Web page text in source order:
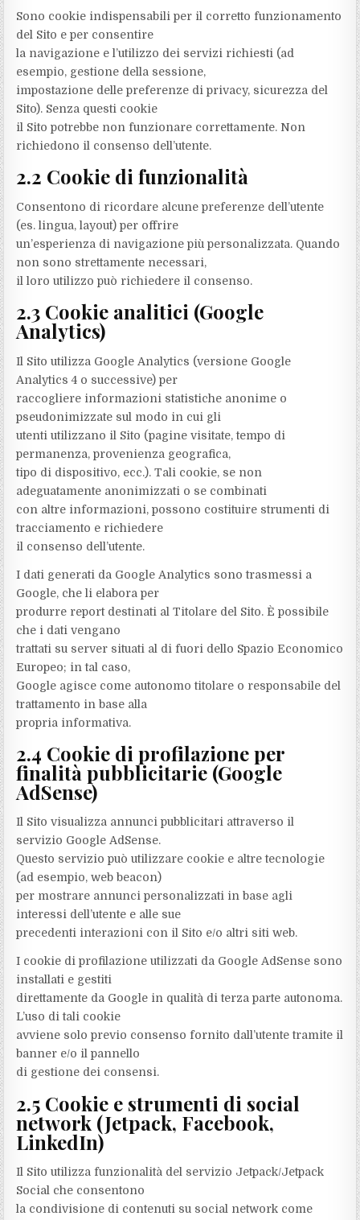
Sono cookie indispensabili per il corretto funzionamento
del Sito e per consentire
la navigazione e l’utilizzo dei servizi richiesti (ad
esempio, gestione della sessione,
impostazione delle preferenze di privacy, sicurezza del
Sito). Senza questi cookie
il Sito potrebbe non funzionare correttamente. Non
richiedono il consenso dell’utente.
2.2 Cookie di funzionalità
Consentono di ricordare alcune preferenze dell’utente
(es. lingua, layout) per offrire
un’esperienza di navigazione più personalizzata. Quando
non sono strettamente necessari,
il loro utilizzo può richiedere il consenso.
2.3 Cookie analitici (Google
Analytics)
Il Sito utilizza Google Analytics (versione Google
Analytics 4 o successive) per
raccogliere informazioni statistiche anonime o
pseudonimizzate sul modo in cui gli
utenti utilizzano il Sito (pagine visitate, tempo di
permanenza, provenienza geografica,
tipo di dispositivo, ecc.). Tali cookie, se non
adeguatamente anonimizzati o se combinati
con altre informazioni, possono costituire strumenti di
tracciamento e richiedere
il consenso dell’utente.
I dati generati da Google Analytics sono trasmessi a
Google, che li elabora per
produrre report destinati al Titolare del Sito. È possibile
che i dati vengano
trattati su server situati al di fuori dello Spazio Economico
Europeo; in tal caso,
Google agisce come autonomo titolare o responsabile del
trattamento in base alla
propria informativa.
2.4 Cookie di profilazione per
finalità pubblicitarie (Google
AdSense)
Il Sito visualizza annunci pubblicitari attraverso il
servizio Google AdSense.
Questo servizio può utilizzare cookie e altre tecnologie
(ad esempio, web beacon)
per mostrare annunci personalizzati in base agli
interessi dell’utente e alle sue
precedenti interazioni con il Sito e/o altri siti web.
I cookie di profilazione utilizzati da Google AdSense sono
installati e gestiti
direttamente da Google in qualità di terza parte autonoma.
L’uso di tali cookie
avviene solo previo consenso fornito dall’utente tramite il
banner e/o il pannello
di gestione dei consensi.
2.5 Cookie e strumenti di social
network (Jetpack, Facebook,
LinkedIn)
Il Sito utilizza funzionalità del servizio Jetpack/Jetpack
Social che consentono
la condivisione di contenuti su social network come